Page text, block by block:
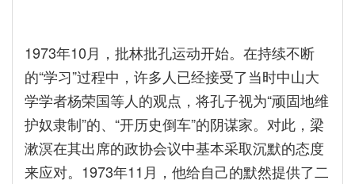
1973年10月，批林批孔运动开始。在持续不断
的“学习”过程中，许多人已经接受了当时中山大
学学者杨荣国等人的观点，将孔子视为“顽固地维
护奴隶制”的、“开历史倒车”的阴谋家。对此，梁
漱溟在其出席的政协会议中基本采取沉默的态度
来应对。1973年11月，他给自己的默然提供了二